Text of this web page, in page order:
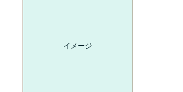
イメージ